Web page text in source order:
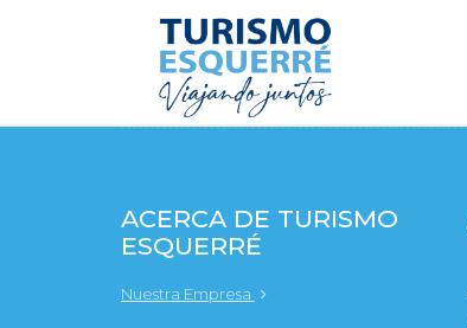
ACERCA DE TURISMO
ESQUERRÉ
Nuestra Empresa